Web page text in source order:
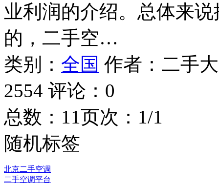
业利润的介绍。总体来
的，二手空…
类别： 全国 作者： 二手
2554 评论： 0
总数：11页次：1/1
随机标签
北京二手空调
二手空调平台